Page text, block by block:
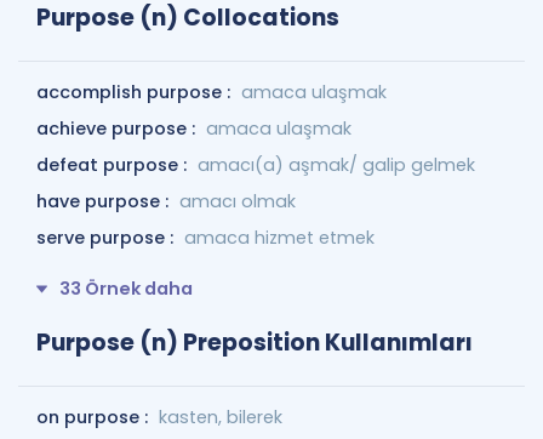
Purpose (n) Collocations
accomplish purpose : amaca ulaşmak
achieve purpose : amaca ulaşmak
defeat purpose : amacı(a) aşmak/ galip gelmek
have purpose : amacı olmak
serve purpose : amaca hizmet etmek
33 Örnek daha
Purpose (n) Preposition Kullanımları
on purpose : kasten, bilerek